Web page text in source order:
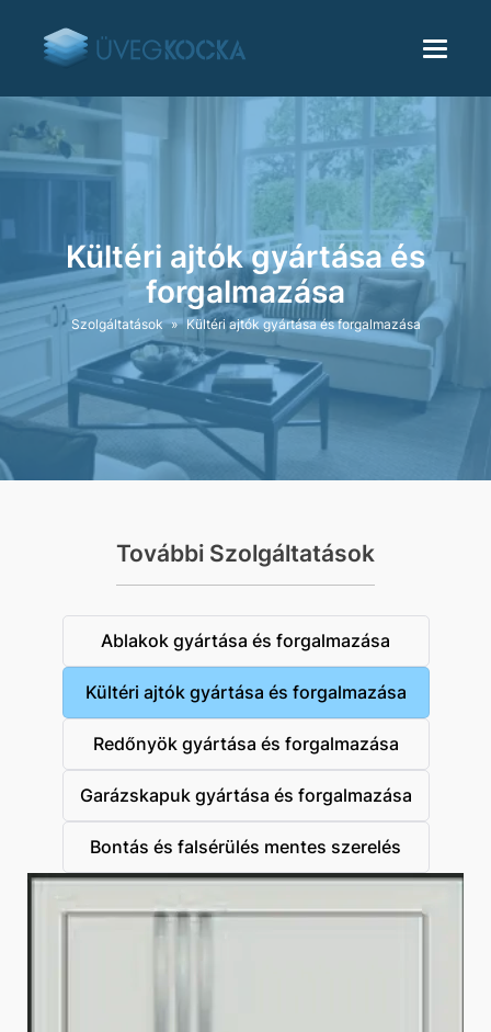
Kültéri ajtók gyártása és
forgalmazása
Szolgáltatások » Kültéri ajtók gyártása és forgalmazása
További Szolgáltatások
Ablakok gyártása és forgalmazása
Kültéri ajtók gyártása és forgalmazása
Redőnyök gyártása és forgalmazása
Garázskapuk gyártása és forgalmazása
Bontás és falsérülés mentes szerelés